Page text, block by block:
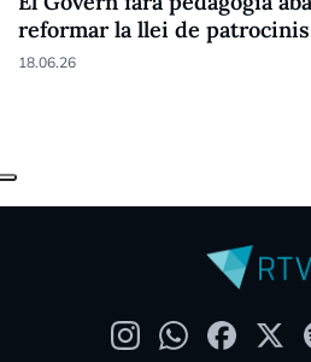
reformar la llei de
18.06.26